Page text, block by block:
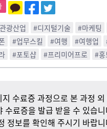
광산업 #디지털기술 #마케팅
#업무스킬 #여행 #여행업
#포토샵 #프리미어프로 #홍
수료증 과정으로 본 과정 외
수료증을 발급 받을 수 있습
정보를 확인해 주시기 바랍